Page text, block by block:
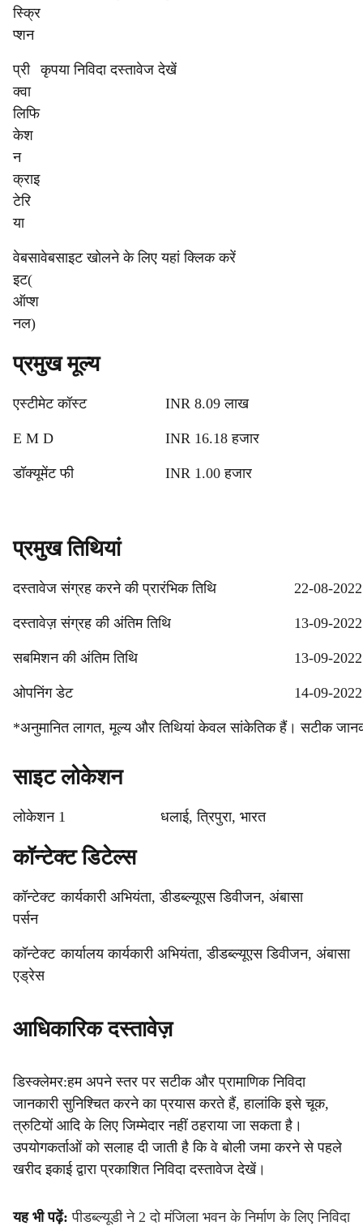
स्क्रि
प्शन
प्री
क्वा
लिफि
केश
न
क्राइ
टेरि
या
कृपया निविदा दस्तावेज देखें
वेबसा
इट(
ऑप्श
नल)
वेबसाइट खोलने के लिए यहां क्लिक करें
प्रमुख मूल्य
एस्टीमेट कॉस्ट INR 8.09 लाख
E M D INR 16.18 हजार
डॉक्यूमेंट फी INR 1.00 हजार
प्रमुख तिथियां
दस्तावेज संग्रह करने की प्रारंभिक तिथि 22-08-2022
दस्तावेज़ संग्रह की अंतिम तिथि 13-09-2022
सबमिशन की अंतिम तिथि 13-09-2022
ओपनिंग डेट 14-09-2022
*अनुमानित लागत, मूल्य और तिथियां केवल सांकेतिक हैं। सटीक
साइट लोकेशन
लोकेशन 1 धलाई, त्रिपुरा, भारत
कॉन्टेक्ट डिटेल्स
कॉन्टेक्ट
पर्सन
कार्यकारी अभियंता, डीडब्ल्यूएस डिवीजन, अंबासा
कॉन्टेक्ट
एड्रेस
कार्यालय कार्यकारी अभियंता, डीडब्ल्यूएस डिवीजन, अंबासा
आधिकारिक दस्तावेज़
डिस्क्लेमर:हम अपने स्तर पर सटीक और प्रामाणिक निविदा
जानकारी सुनिश्चित करने का प्रयास करते हैं, हालांकि इसे चूक,
त्रुटियों आदि के लिए जिम्मेदार नहीं ठहराया जा सकता है।
उपयोगकर्ताओं को सलाह दी जाती है कि वे बोली जमा करने से पहले
खरीद इकाई द्वारा प्रकाशित निविदा दस्तावेज देखें।
यह भी पढ़ें:पीडब्ल्यूडी ने 2 दो मंजिला भवन के निर्माण के लिए निविदा